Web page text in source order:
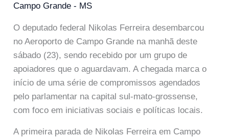
Campo Grande - MS
O deputado federal Nikolas Ferreira desembarcou
no Aeroporto de Campo Grande na manhã deste
sábado (23), sendo recebido por um grupo de
apoiadores que o aguardavam. A chegada marca o
início de uma série de compromissos agendados
pelo parlamentar na capital sul-mato-grossense,
com foco em iniciativas sociais e políticas locais.
A primeira parada de Nikolas Ferreira em Campo